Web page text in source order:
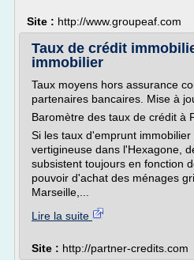
Site : http://www.groupeaf.com
Taux de crédit
immobilier
Taux moyens hors assurance
partenaires bancaires. Mise à
Baromètre des taux de crédit à
Si les taux d'emprunt
vertigineuse dans l'Hexagone,
subsistent toujours en fonction
pouvoir d'achat des ménages
Marseille,...
Lire la suite
Site : http://partner-credits.com